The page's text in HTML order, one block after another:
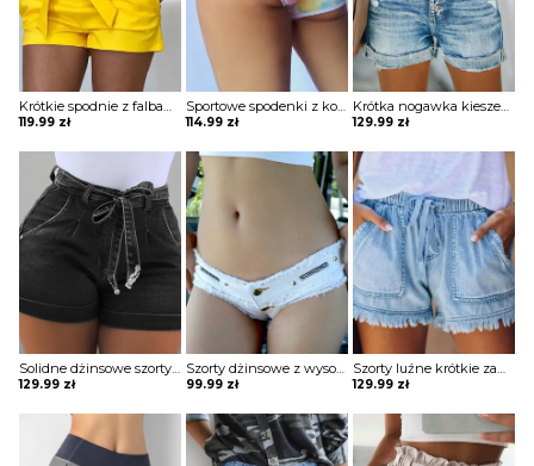
Krótkie spodnie z falbankami wysokim stanem i paskiem szorty Lukea
119.99 zł
Sportowe spodenki z kontrastowym wiązaniem szorty Fidana
114.99 zł
Krótka nogawka kieszenie zapinane casual prosty krój jeans przetarcia szorty spodenki spodnie Hokuto
129.99 zł
Solidne dżinsowe szorty z wysokim stanem Sula
129.99 zł
Szorty dżinsowe z wysokim stanem i guzikami Hallie
99.99 zł
Szorty luźne krótkie zamek marszczone ściągane na pasie na sznureczek kieszenie szarpania Ehrengard
129.99 zł